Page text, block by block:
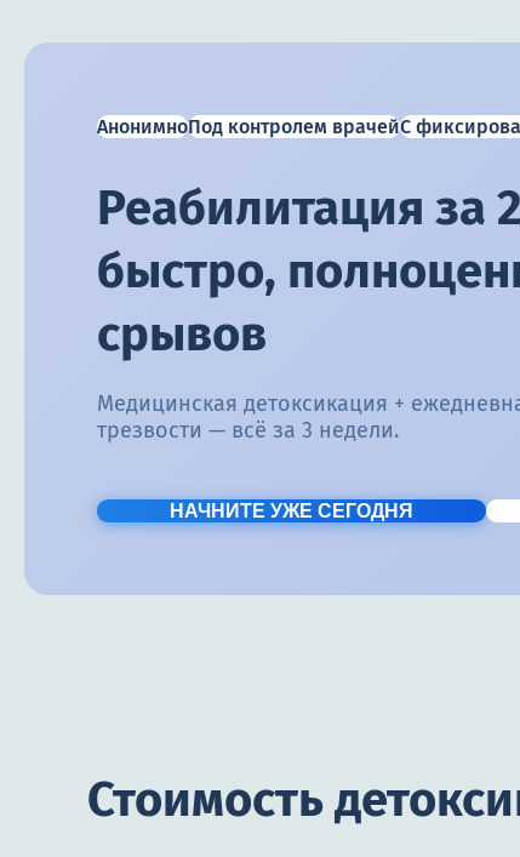
АнонимноПод контролем врачейС
Реабилитация за
быстро,
срывов
Медицинская детоксикация +
трезвости — всё за 3 недели.
НАЧНИТЕ УЖЕ СЕГОДНЯ
Стоимость